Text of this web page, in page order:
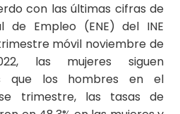
con las últimas cifras de
de Empleo (ENE) del INE
móvil noviembre de
las mujeres siguen
que los hombres en el
trimestre, las tasas de